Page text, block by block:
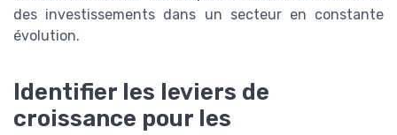
des investissements dans un secteur en constante
évolution.
Identifier les leviers de
croissance pour les